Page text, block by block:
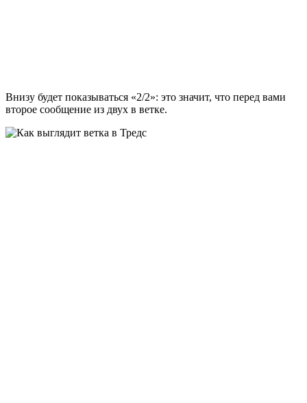
Внизу будет показываться «2/2»: это значит, что перед вами
второе сообщение из двух в ветке.